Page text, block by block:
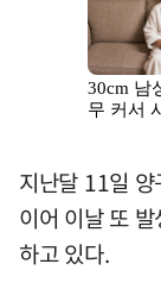
지난달 11일
이어 이날 또
하고 있다.